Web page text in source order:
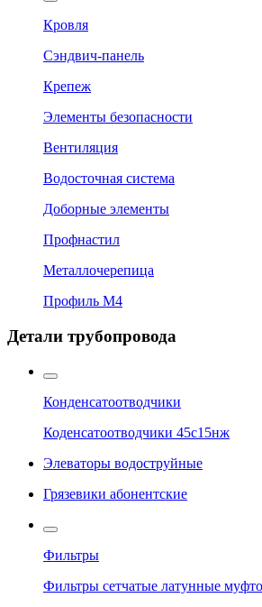
Кровля
Сэндвич-панель
Крепеж
Элементы безопасности
Вентиляция
Водосточная система
Доборные элементы
Профнастил
Металлочерепица
Профиль М4
Детали трубопровода
Конденсатоотводчики
Коденсатоотводчики 45с15нж
Элеваторы водоструйные
Грязевики абонентские
Фильтры
Фильтры сетчатые латунные